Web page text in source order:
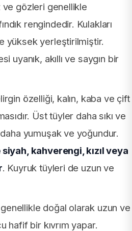
ve gözleri genellikle
rengindedir. Kulakları
yüksek yerleştirilmiştir.
uyanık, akıllı ve saygın bir
özelliği, kalın, kaba ve çift
Üst tüyler daha sıkı ve
yumuşak ve yoğundur.
kahverengi, kızıl veya
. Kuyruk tüyleri de uzun ve
doğal olarak uzun ve
hafif bir kıvrım yapar.